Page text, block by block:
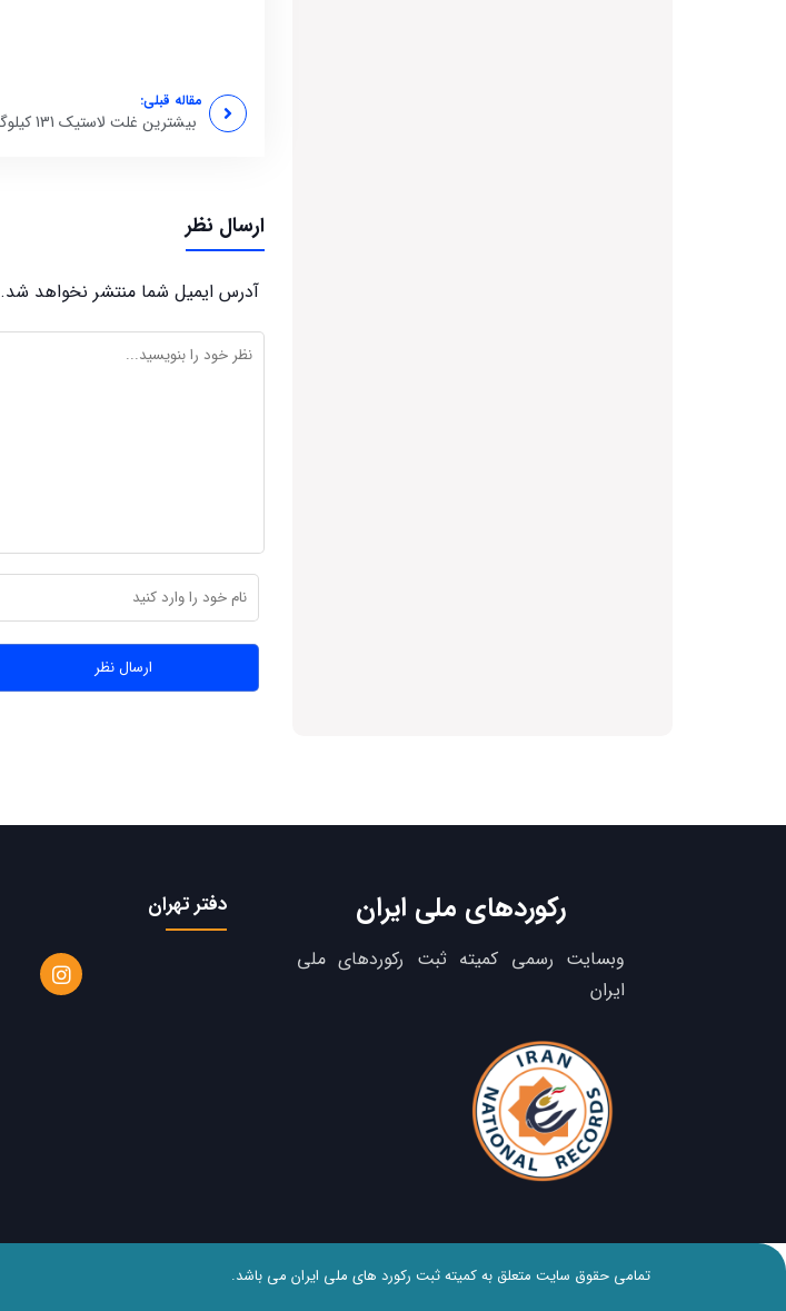
مقاله قبلی:
بیشترین غلت لاستیک 131 کیلوگرمی در یک ...
ارسال نظر
آدرس ایمیل شما منتشر نخواهد شد.
رکوردهای ملی ایران
وبسایت رسمی کمیته ثبت رکوردهای ملی
ایران
دفتر تهران
تمامی حقوق سایت متعلق به کمیته ثبت رکورد های ملی ایران می باشد.